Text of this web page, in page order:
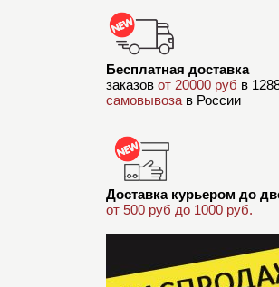
Бесплатная доставка
заказов от 20000 руб в
самовывоза в России
Доставка курьером до
от 500 руб до 1000 руб.